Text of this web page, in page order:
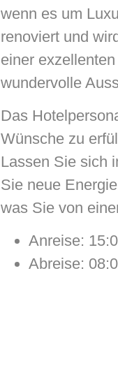
wenn es um
renoviert und
einer
wundervolle
Das
Wünsche zu
Lassen Sie sich
Sie neue
was Sie von
Anreise:
Abreise: